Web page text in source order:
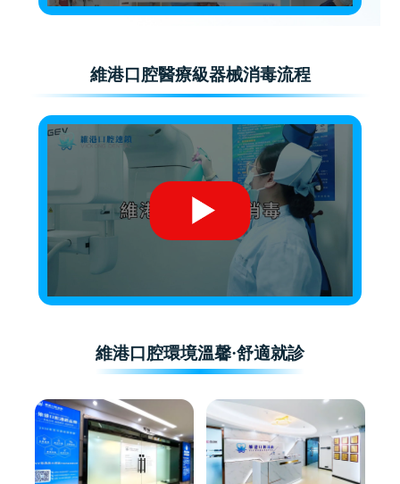
維港口腔醫療級器械消毒流程
維港口腔環境溫馨·舒適就診